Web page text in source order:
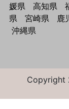
媛県
高知県
県
宮崎県
鹿
沖縄県
Copyright